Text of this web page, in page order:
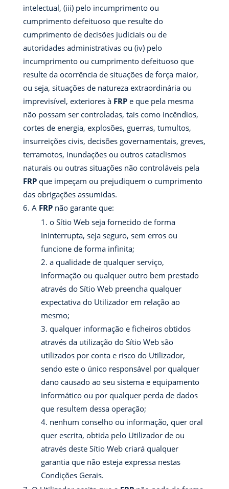
intelectual, (iii) pelo incumprimento ou
cumprimento defeituoso que resulte do
cumprimento de decisões judiciais ou de
autoridades administrativas ou (iv) pelo
incumprimento ou cumprimento defeituoso que
resulte da ocorrência de situações de força maior,
ou seja, situações de natureza extraordinária ou
imprevisível, exteriores à FRPe que pela mesma
não possam ser controladas, tais como incêndios,
cortes de energia, explosões, guerras, tumultos,
insurreições civis, decisões governamentais, greves,
terramotos, inundações ou outros cataclismos
naturais ou outras situações não controláveis pela
FRPque impeçam ou prejudiquem o cumprimento
das obrigações assumidas.
A FRP não garante que:
o Sítio Web seja fornecido de forma
ininterrupta, seja seguro, sem erros ou
funcione de forma infinita;
a qualidade de qualquer serviço,
informação ou qualquer outro bem prestado
através do Sítio Web preencha qualquer
expectativa do Utilizador em relação ao
mesmo;
qualquer informação e ficheiros obtidos
através da utilização do Sítio Web são
utilizados por conta e risco do Utilizador,
sendo este o único responsável por qualquer
dano causado ao seu sistema e equipamento
informático ou por qualquer perda de dados
que resultem dessa operação;
nenhum conselho ou informação, quer oral
quer escrita, obtida pelo Utilizador de ou
através deste Sítio Web criará qualquer
garantia que não esteja expressa nestas
Condições Gerais.